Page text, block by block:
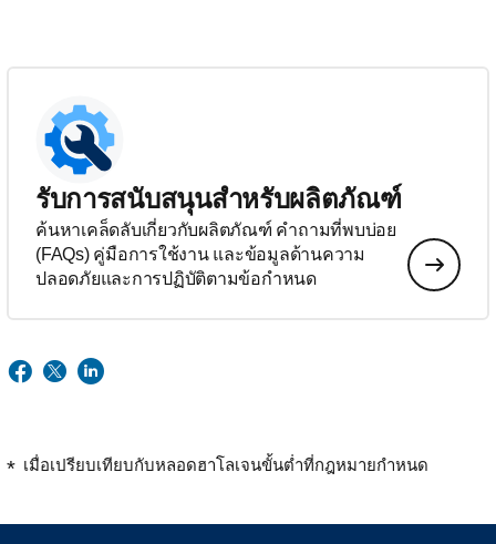
รับการสนับสนุนสำหรับผลิตภัณฑ์
ค้นหาเคล็ดลับเกี่ยวกับผลิตภัณฑ์ คำถามที่พบบ่อย
(FAQs) คู่มือการใช้งาน และข้อมูลด้านความ
ปลอดภัยและการปฏิบัติตามข้อกำหนด
เมื่อเปรียบเทียบกับหลอดฮาโลเจนขั้นต่ำที่กฎหมายกำหนด